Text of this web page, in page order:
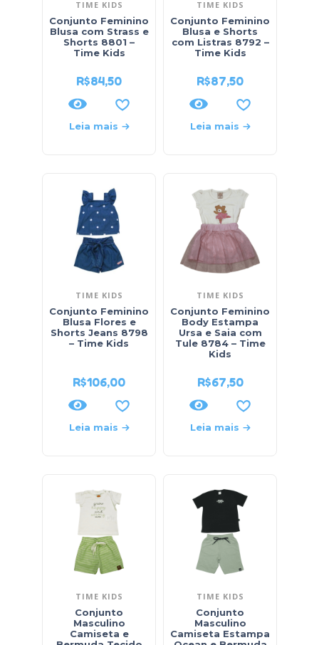
TIME KIDS
Conjunto Feminino
Blusa com Strass e
Shorts 8801 –
Time Kids
R$84,50
Leia mais
TIME KIDS
Conjunto Feminino
Blusa e Shorts
com Listras 8792 –
Time Kids
R$87,50
Leia mais
TIME KIDS
Conjunto Feminino
Blusa Flores e
Shorts Jeans 8798
– Time Kids
R$106,00
Leia mais
TIME KIDS
Conjunto Feminino
Body Estampa
Ursa e Saia com
Tule 8784 – Time
Kids
R$67,50
Leia mais
TIME KIDS
Conjunto
Masculino
Camiseta e
TIME KIDS
Conjunto
Masculino
Camiseta Estampa